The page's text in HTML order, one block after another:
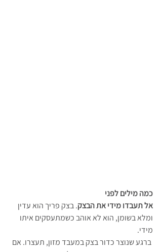
כמה מילים לפני
אל תעבדו מידי את הבצק. בצק פריך הוא עדין
ומלא בשומן, הוא לא אוהב כשמתעסקים איתו
מידי.
ברגע שנוצר כדור בצק במעבד מזון, תעצרו. אם